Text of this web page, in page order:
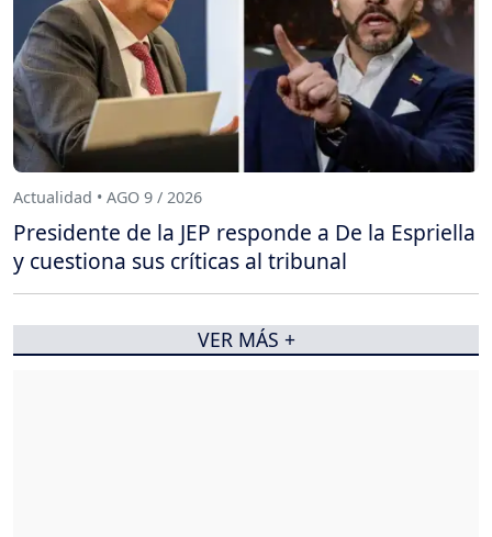
Actualidad • AGO 9 / 2026
Presidente de la JEP responde a De la Espriella
y cuestiona sus críticas al tribunal
VER MÁS +